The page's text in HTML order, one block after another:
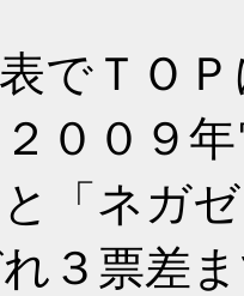
でＴＯ
００９
と「ネガ
３票差